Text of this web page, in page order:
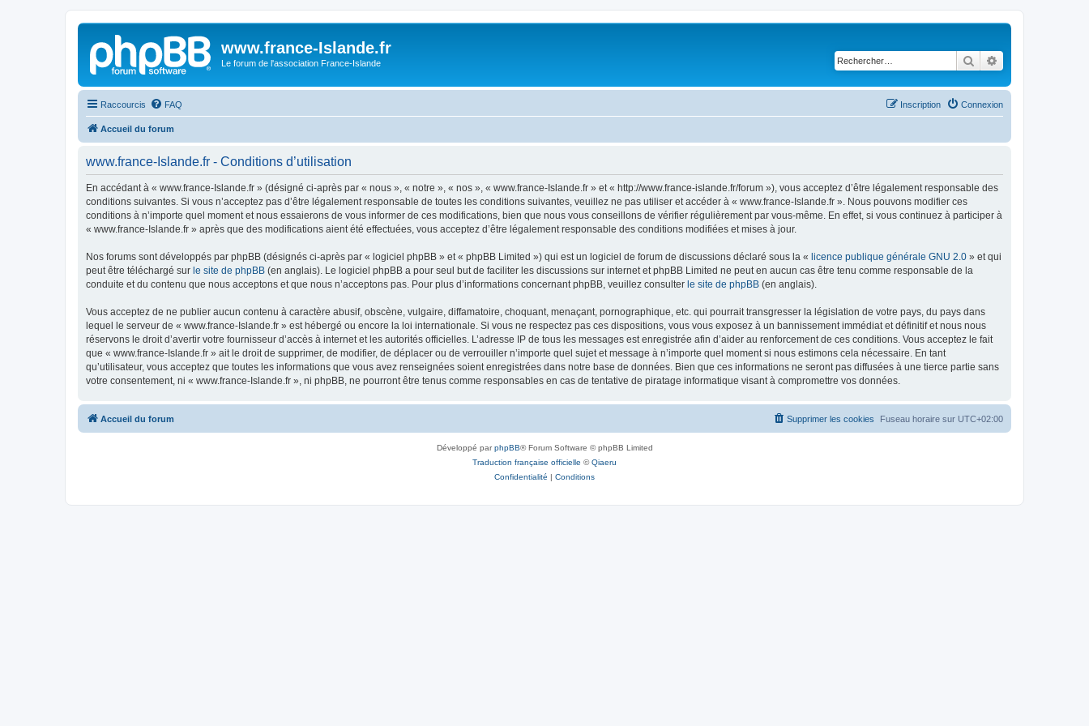
www.france-Islande.fr
Le forum de l'association France-Islande Rechercher
Raccourcis FAQ Connexion
Inscription
Accueil du forum
www.france-Islande.fr - Conditions d’utilisation
En accédant à « www.france-Islande.fr » (désigné ci-après par « nous », « notre », « nos », « www.france-Islande.fr » et « http://www.france-islande.fr/forum »), vous acceptez d’être légalement responsable des
conditions suivantes. Si vous n’acceptez pas d’être légalement responsable de toutes les conditions suivantes, veuillez ne pas utiliser et accéder à « www.france-Islande.fr ». Nous pouvons modifier ces
conditions à n’importe quel moment et nous essaierons de vous informer de ces modifications, bien que nous vous conseillons de vérifier régulièrement par vous-même. En effet, si vous continuez à participer à
« www.france-Islande.fr » après que des modifications aient été effectuées, vous acceptez d’être légalement responsable des conditions modifiées et mises à jour.
Nos forums sont développés par phpBB (désignés ci-après par « logiciel phpBB » et « phpBB Limited ») qui est un logiciel de forum de discussions déclaré sous la « licence publique générale GNU 2.0 » et qui
peut être téléchargé sur le site de phpBB (en anglais). Le logiciel phpBB a pour seul but de faciliter les discussions sur internet et phpBB Limited ne peut en aucun cas être tenu comme responsable de la
conduite et du contenu que nous acceptons et que nous n’acceptons pas. Pour plus d’informations concernant phpBB, veuillez consulter le site de phpBB (en anglais).
Vous acceptez de ne publier aucun contenu à caractère abusif, obscène, vulgaire, diffamatoire, choquant, menaçant, pornographique, etc. qui pourrait transgresser la législation de votre pays, du pays dans
lequel le serveur de « www.france-Islande.fr » est hébergé ou encore la loi internationale. Si vous ne respectez pas ces dispositions, vous vous exposez à un bannissement immédiat et définitif et nous nous
réservons le droit d’avertir votre fournisseur d’accès à internet et les autorités officielles. L’adresse IP de tous les messages est enregistrée afin d’aider au renforcement de ces conditions. Vous acceptez le fait
que « www.france-Islande.fr » ait le droit de supprimer, de modifier, de déplacer ou de verrouiller n’importe quel sujet et message à n’importe quel moment si nous estimons cela nécessaire. En tant
qu’utilisateur, vous acceptez que toutes les informations que vous avez renseignées soient enregistrées dans notre base de données. Bien que ces informations ne seront pas diffusées à une tierce partie sans
votre consentement, ni « www.france-Islande.fr », ni phpBB, ne pourront être tenus comme responsables en cas de tentative de piratage informatique visant à compromettre vos données.
Accueil du forum Fuseau horaire sur UTC+02:00
Supprimer les cookies
Développé parphpBB® Forum Software © phpBB Limited
Traduction française officielle ©Qiaeru
Confidentialité | Conditions